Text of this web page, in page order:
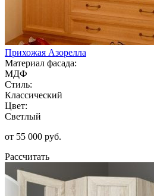
Прихожая Азорелла
Материал фасада:
МДФ
Стиль:
Классический
Цвет:
Светлый
от 55 000 руб.
Рассчитать